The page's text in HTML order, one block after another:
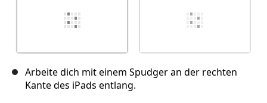
Arbeite dich mit einem Spudger an der rechten
Kante des iPads entlang.